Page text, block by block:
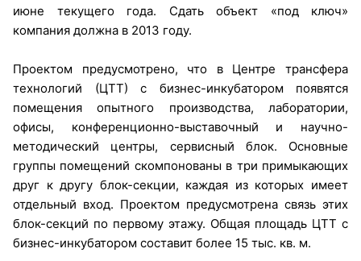
июне текущего года. Сдать объект «под ключ»
компания должна в 2013 году.
Проектом предусмотрено, что в Центре трансфера
технологий (ЦТТ) с бизнес-инкубатором появятся
помещения опытного производства, лаборатории,
офисы, конференционно-выставочный и научно-
методический центры, сервисный блок. Основные
группы помещений скомпонованы в три примыкающих
друг к другу блок-секции, каждая из которых имеет
отдельный вход. Проектом предусмотрена связь этих
блок-секций по первому этажу. Общая площадь ЦТТ с
бизнес-инкубатором составит более 15 тыс. кв. м.